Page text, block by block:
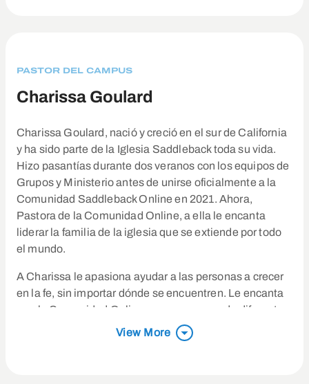
PASTOR DEL CAMPUS
Charissa Goulard
Charissa Goulard, nació y creció en el sur de California
y ha sido parte de la Iglesia Saddleback toda su vida.
Hizo pasantías durante dos veranos con los equipos de
Grupos y Ministerio antes de unirse oficialmente a la
Comunidad Saddleback Online en 2021. Ahora,
Pastora de la Comunidad Online, a ella le encanta
liderar la familia de la iglesia que se extiende por todo
el mundo.
A Charissa le apasiona ayudar a las personas a crecer
en la fe, sin importar dónde se encuentren. Le encanta
que la Comunidad Online une a personas de diferentes
naciones y orígenes, creando un espacio donde todos
pueden pertenecer y experimentar el amor de Dios.
View More